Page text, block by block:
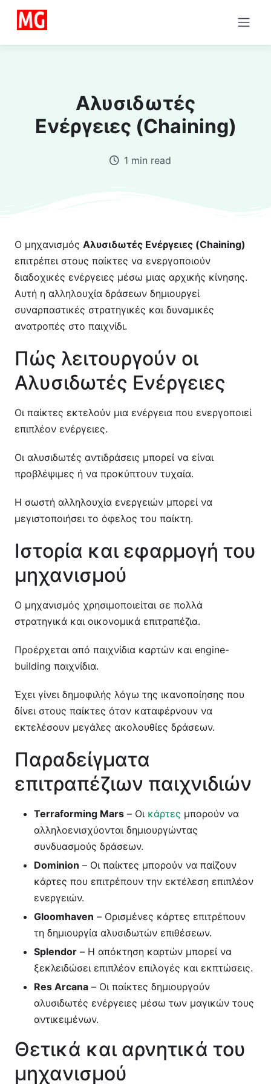
Αλυσιδωτές
Ενέργειες (Chaining)
1 min read
Ο μηχανισμός Αλυσιδωτές Ενέργειες (Chaining)
επιτρέπει στους παίκτες να ενεργοποιούν
διαδοχικές ενέργειες μέσω μιας αρχικής κίνησης.
Αυτή η αλληλουχία δράσεων δημιουργεί
συναρπαστικές στρατηγικές και δυναμικές
ανατροπές στο παιχνίδι.
Πώς λειτουργούν οι
Αλυσιδωτές Ενέργειες
Οι παίκτες εκτελούν μια ενέργεια που ενεργοποιεί
επιπλέον ενέργειες.
Οι αλυσιδωτές αντιδράσεις μπορεί να είναι
προβλέψιμες ή να προκύπτουν τυχαία.
Η σωστή αλληλουχία ενεργειών μπορεί να
μεγιστοποιήσει το όφελος του παίκτη.
Ιστορία και εφαρμογή του
μηχανισμού
Ο μηχανισμός χρησιμοποιείται σε πολλά
στρατηγικά και οικονομικά επιτραπέζια.
Προέρχεται από παιχνίδια καρτών και engine-
building παιχνίδια.
Έχει γίνει δημοφιλής λόγω της ικανοποίησης που
δίνει στους παίκτες όταν καταφέρνουν να
εκτελέσουν μεγάλες ακολουθίες δράσεων.
Παραδείγματα
επιτραπέζιων παιχνιδιών
Terraforming Mars – Οι κάρτες μπορούν να
αλληλοενισχύονται δημιουργώντας
συνδυασμούς δράσεων.
Dominion – Οι παίκτες μπορούν να παίζουν
κάρτες που επιτρέπουν την εκτέλεση επιπλέον
ενεργειών.
Gloomhaven – Ορισμένες κάρτες επιτρέπουν
τη δημιουργία αλυσιδωτών επιθέσεων.
Splendor – Η απόκτηση καρτών μπορεί να
ξεκλειδώσει επιπλέον επιλογές και εκπτώσεις.
Res Arcana – Οι παίκτες δημιουργούν
αλυσιδωτές ενέργειες μέσω των μαγικών τους
αντικειμένων.
Θετικά και αρνητικά του
μηχανισμού